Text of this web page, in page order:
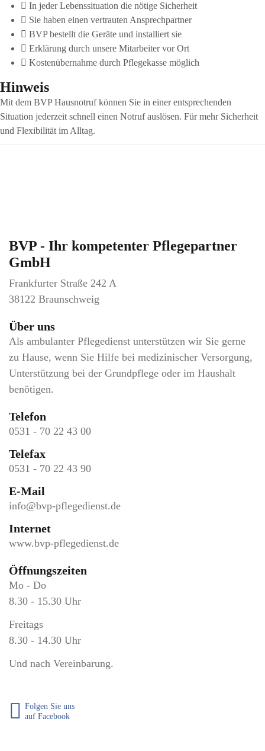
In jeder Lebenssituation die nötige Sicherheit
Sie haben einen vertrauten Ansprechpartner
BVP bestellt die Geräte und installiert sie
Erklärung durch unsere Mitarbeiter vor Ort
Kostenübernahme durch Pflegekasse möglich
Hinweis
Mit dem BVP Hausnotruf können Sie in einer entsprechenden
Situation jederzeit schnell einen Notruf auslösen. Für mehr Sicherheit
und Flexibilität im Alltag.
BVP - Ihr kompetenter Pflegepartner
GmbH
Frankfurter Straße 242 A
38122 Braunschweig
Über uns
Als ambulanter Pflegedienst unterstützen wir Sie gerne
zu Hause, wenn Sie Hilfe bei medizinischer Versorgung,
Unterstützung bei der Grundpflege oder im Haushalt
benötigen.
Telefon
0531 - 70 22 43 00
Telefax
0531 - 70 22 43 90
E-Mail
info@bvp-pflegedienst.de
Internet
www.bvp-pflegedienst.de
Öffnungszeiten
Mo - Do
8.30 - 15.30 Uhr
Freitags
8.30 - 14.30 Uhr
Und nach Vereinbarung.
Folgen Sie uns
auf Facebook